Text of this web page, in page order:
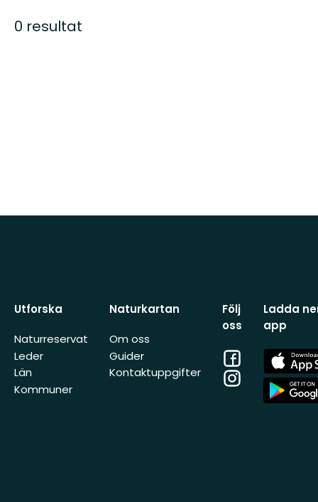
0 resultat
Utforska
Naturreservat
Leder
Län
Kommuner
Naturkartan
Om oss
Guider
Kontaktuppgifter
Följ
oss
Facebook
Instagram
Ladda
app
App
Store
App
Store